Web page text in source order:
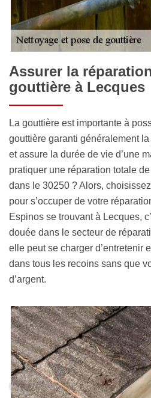
Assurer la
gouttière à Lecques
La gouttière est importante à
gouttière garanti généralement
et assure la durée de vie d’une
pratiquer une réparation totale
dans le 30250 ? Alors,
pour s’occuper de votre
Espinos se trouvant à Lecques,
douée dans le secteur de
elle peut se charger d’entretenir
dans tous les recoins sans que
d’argent.